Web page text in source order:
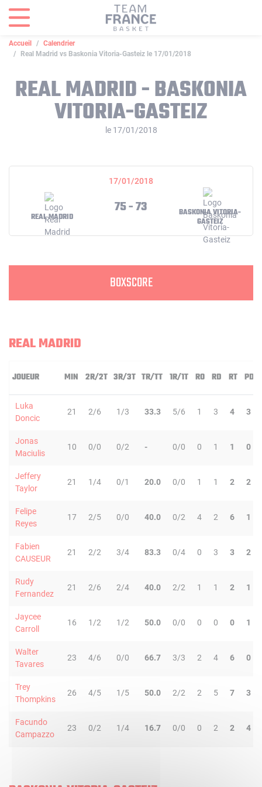
Accueil
Calendrier
Real Madrid vs Baskonia Vitoria-Gasteiz le 17/01/2018
REAL MADRID - BASKONIA
VITORIA-GASTEIZ
le 17/01/2018
17/01/2018
REAL MADRID
75 - 73
BASKONIA VITORIA-
GASTEIZ
BOXSCORE
REAL MADRID
JOUEUR MIN 2R/2T 3R/3T TR/TT 1R/1T RO RD RT PD
Luka
Doncic
21 2/6 1/3 33.3 5/6 1 3 4 3
Jonas
Maciulis
10 0/0 0/2 - 0/0 0 1 1 0
Jeffery
Taylor
21 1/4 0/1 20.0 0/0 1 1 2 2
Felipe
Reyes
17 2/5 0/0 40.0 0/2 4 2 6 1
Fabien
CAUSEUR
21 2/2 3/4 83.3 0/4 0 3 3 2
Rudy
Fernandez
21 2/6 2/4 40.0 2/2 1 1 2 1
Jaycee
Carroll
16 1/2 1/2 50.0 0/0 0 0 0 1
Walter
Tavares
23 4/6 0/0 66.7 3/3 2 4 6 0
Trey
Thompkins
26 4/5 1/5 50.0 2/2 2 5 7 3
Facundo
Campazzo
23 0/2 1/4 16.7 0/0 0 2 2 4
Panneau de gestion des cookies